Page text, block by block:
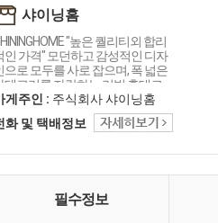
샤이닝홈
"높은 퀄리티외 합리
인 가격" 모던하고 감성적인 디자
으로 모두를 사로 잡으며, 폭 넓은
테고리를 자랑하는 리빙 홈데코
테리어 샤이닝홈입니다.
게주인 : 주식회사 샤이닝홈
화 및 택배정보
필수정보